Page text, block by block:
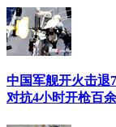
中国军舰开火击退
对抗4小时开枪百